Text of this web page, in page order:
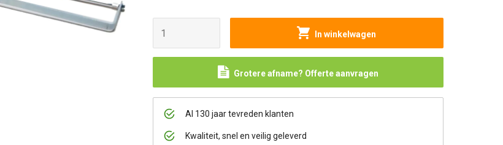
In winkelwagen
Grotere afname? Offerte aanvragen
Al 130 jaar tevreden klanten
Kwaliteit, snel en veilig geleverd